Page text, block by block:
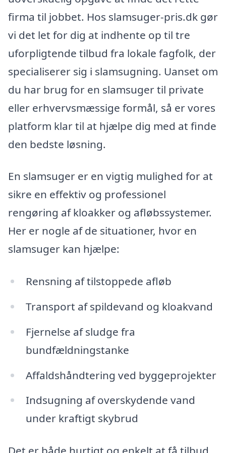
firma til jobbet. Hos slamsuger-pris.dk gør
vi det let for dig at indhente op til tre
uforpligtende tilbud fra lokale fagfolk, der
specialiserer sig i slamsugning. Uanset om
du har brug for en slamsuger til private
eller erhvervsmæssige formål, så er vores
platform klar til at hjælpe dig med at finde
den bedste løsning.
En slamsuger er en vigtig mulighed for at
sikre en effektiv og professionel
rengøring af kloakker og afløbssystemer.
Her er nogle af de situationer, hvor en
slamsuger kan hjælpe:
Rensning af tilstoppede afløb
Transport af spildevand og kloakvand
Fjernelse af sludge fra
bundfældningstanke
Affaldshåndtering ved byggeprojekter
Indsugning af overskydende vand
under kraftigt skybrud